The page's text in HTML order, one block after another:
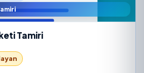
Tamiri